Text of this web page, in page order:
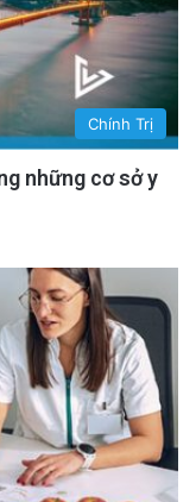
Chính Trị
những cơ sở y